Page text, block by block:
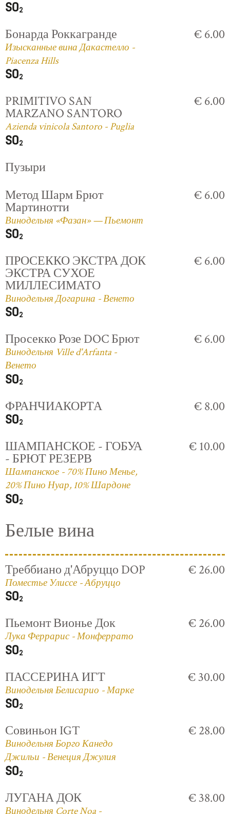
Бонарда Роккагранде
Изысканные вина Дакастелло -
Piacenza Hills
€ 6.00
PRIMITIVO SAN
MARZANO SANTORO
Azienda vinicola Santoro - Puglia
€ 6.00
Пузыри
Метод Шарм Брют
Мартинотти
Винодельня «Фазан» — Пьемонт
€ 6.00
ПРОСЕККО ЭКСТРА ДОК
ЭКСТРА СУХОЕ
МИЛЛЕСИМАТО
Винодельня Догарина - Венето
€ 6.00
Просекко Розе DOC Брют
Винодельня Ville d'Arfanta -
Венето
€ 6.00
ФРАНЧИАКОРТА € 8.00
ШАМПАНСКОЕ - ГОБУА
- БРЮТ РЕЗЕРВ
Шампанское - 70% Пино Менье,
20% Пино Нуар, 10% Шардоне
€ 10.00
Белые вина
Треббиано д'Абруццо DOP
Поместье Улиссе - Абруццо
€ 26.00
Пьемонт Вионье Док
Лука Феррарис - Монферрато
€ 26.00
ПАССЕРИНА ИГТ
Винодельня Белисарио - Марке
€ 30.00
Совиньон IGT
Винодельня Борго Канедо
Джильи - Венеция Джулия
€ 28.00
ЛУГАНА ДОК
Винодельня Corte Noa -
€ 38.00